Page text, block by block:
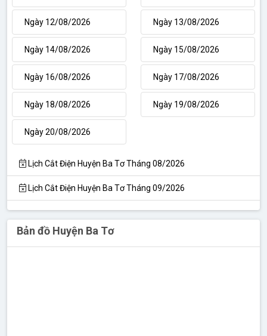
Ngày 12/08/2026 Ngày 13/08/2026
Ngày 14/08/2026 Ngày 15/08/2026
Ngày 16/08/2026 Ngày 17/08/2026
Ngày 18/08/2026 Ngày 19/08/2026
Ngày 20/08/2026
Lịch Cắt Điện Huyện Ba Tơ Tháng 08/2026
Lịch Cắt Điện Huyện Ba Tơ Tháng 09/2026
Bản đồ Huyện Ba Tơ